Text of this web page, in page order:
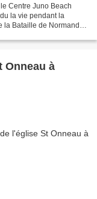
Centre Juno Beach
la vie pendant la
la Bataille de Normandie
Onneau à